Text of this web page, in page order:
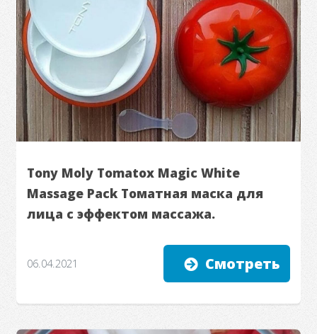
Tony Moly Tomatox Magic White
Massage Pack Томатная маска для
лица с эффектом массажа.
06.04.2021 Смотреть